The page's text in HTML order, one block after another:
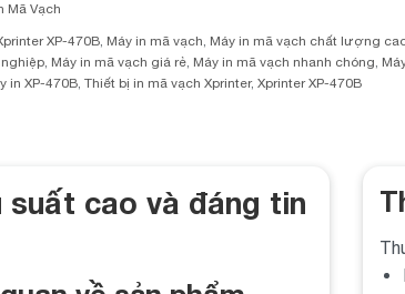
Mã Vạch
XP-470B, Máy in mã vạch, Máy in mã vạch chất lượng
, Máy in mã vạch giá rẻ, Máy in mã vạch nhanh chóng,
in XP-470B, Thiết bị in mã vạch Xprinter, Xprinter XP-470B
suất cao và đáng tin